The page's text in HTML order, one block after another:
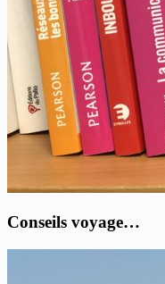
Conseils voyage…